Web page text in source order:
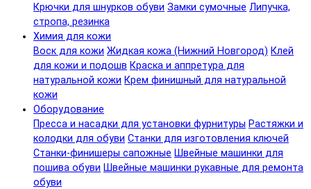
Крючки для шнурков обуви Замки сумочные Липучка,
стропа, резинка
Химия для кожи
Воск для кожи Жидкая кожа (Нижний Новгород) Клей
для кожи и подошв Краска и аппретура для
натуральной кожи Крем финишный для натуральной
кожи
Оборудование
Пресса и насадки для установки фурнитуры Растяжки и
колодки для обуви Станки для изготовления ключей
Станки-финишеры сапожные Швейные машинки для
пошива обуви Швейные машинки рукавные для ремонта
обуви